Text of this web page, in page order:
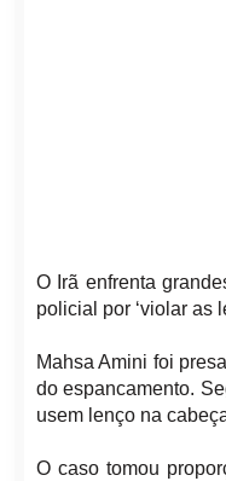
O Irã enfrenta
policial por ‘violar as
Mahsa Amini foi
do espancamento.
usem lenço na
O caso tomou